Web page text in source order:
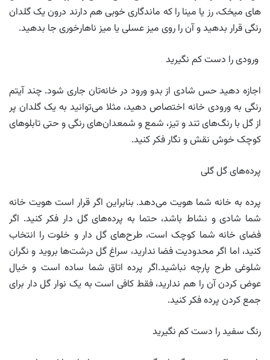
های میخک، رز یا مینا را که ماندگاری خوبی هم دارند درون یک گلدان
رنگی قرار بدهید و آن را روی میز عسلی یا میز ناهارخوری جا بدهید.
ورودی را دست کم نگیرید
اجازه دهید حس شادی از بدو ورود در خانه‌تان جاری شود. چند آیتم
رنگی به ورودی خانه اختصاص دهید، مثلا می‌توانید به یک گلدان پر
از گل با رنگ‌های تند و تیز، شمع و شمعدان‌های رنگی و حتی تابلوهای
کوچک خوش نقش و نگار فکر کنید.
پرده‌های گل گلی
پرده به خانه شما هویت می‌دهد. بنابراین اگر قرار است هویت خانه
شما شادی و نشاط باشد، حتما به پرده‌های گل دار فکر کنید. اگر
فضای خانه شما کوچک است، طرح‌های گل دار و خلوت را انتخاب
کنید، اما اگر محدودیت فضا ندارید، سراغ گل درشت‌ها بروید و نگران
شلوغی طرح پارچه نباشید.اگر پرده اتاق شما ساده است و خیال
عوض کردن آن را هم ندارید، فقط کافی است به یک نوار گل دار برای
جمع کردن پرده فکر کنید.
رنگ سفید را دست کم نگیرید